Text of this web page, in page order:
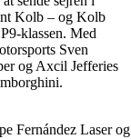
Kolb – og Kolb
klassen. Med
Sven
og Axcil Jefferies
Fernández Laser